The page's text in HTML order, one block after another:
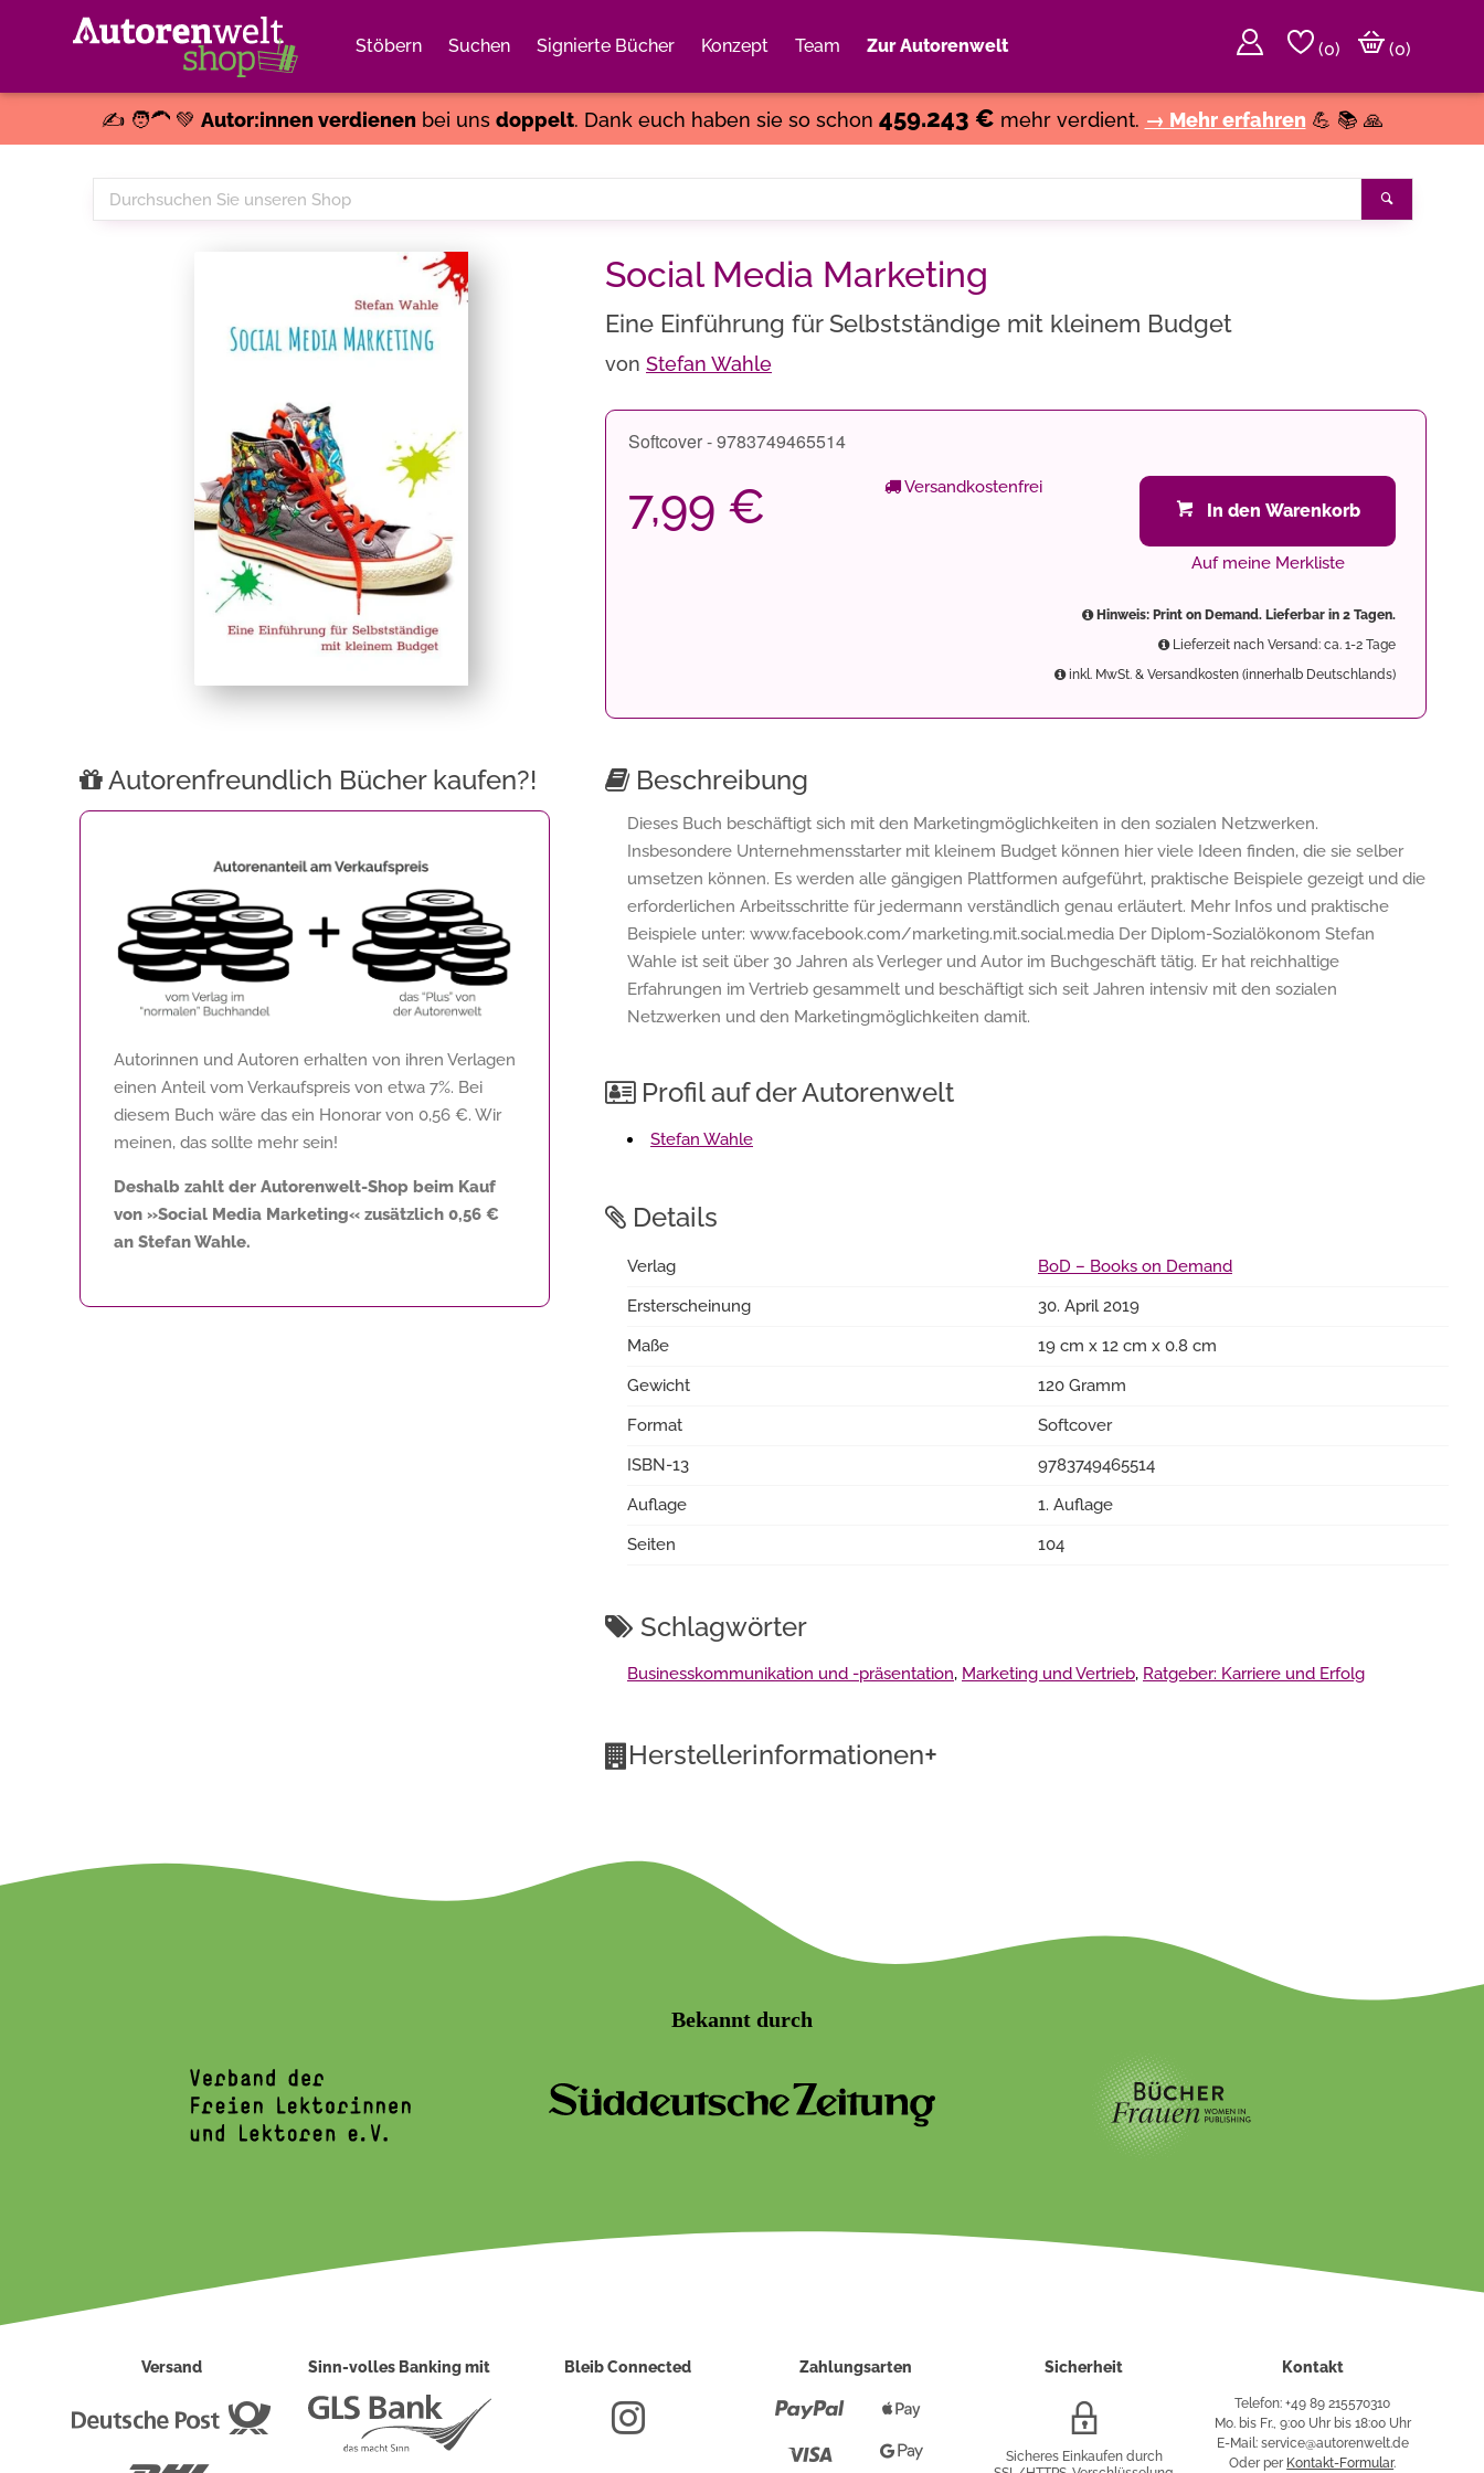
Stöbern Suchen Signierte Bücher Konzept Team Zur Autorenwelt (0)
(0)
✍️ 🧑‍🦱 💚 Autor:innen verdienenbei uns doppelt. Dank euch haben sie so schon 459.243 € mehr verdient. → Mehr erfahren 💪 📚 🙏
Durchsuchen
Sie
Social Media Marketing
Eine Einführung für Selbstständige mit kleinem Budget
von Stefan Wahle
Softcover - 9783749465514
7,99 € Versandkostenfrei
In den Warenkorb
Auf meine Merkliste
Hinweis: Print on Demand. Lieferbar in 2 Tagen.
Lieferzeit nach Versand: ca. 1-2 Tage
inkl. MwSt. & Versandkosten (innerhalb Deutschlands)
Autorenfreundlich Bücher kaufen?!
Autorinnen und Autoren erhalten von ihren Verlagen
einen Anteil vom Verkaufspreis von etwa 7%. Bei
diesem Buch wäre das ein Honorar von 0,56 €. Wir
meinen, das sollte mehr sein!
Deshalb zahlt der Autorenwelt-Shop beim Kauf
von »Social Media Marketing« zusätzlich 0,56 €
an Stefan Wahle.
Beschreibung
Dieses Buch beschäftigt sich mit den Marketingmöglichkeiten in den sozialen Netzwerken.
Insbesondere Unternehmensstarter mit kleinem Budget können hier viele Ideen finden, die sie selber
umsetzen können. Es werden alle gängigen Plattformen aufgeführt, praktische Beispiele gezeigt und die
erforderlichen Arbeitsschritte für jedermann verständlich genau erläutert. Mehr Infos und praktische
Beispiele unter: www.facebook.com/marketing.mit.social.media Der Diplom-Sozialökonom Stefan
Wahle ist seit über 30 Jahren als Verleger und Autor im Buchgeschäft tätig. Er hat reichhaltige
Erfahrungen im Vertrieb gesammelt und beschäftigt sich seit Jahren intensiv mit den sozialen
Netzwerken und den Marketingmöglichkeiten damit.
Profil auf der Autorenwelt
Stefan Wahle
Details
Verlag
BoD – Books on Demand
Ersterscheinung
30. April 2019
Maße
19 cm x 12 cm x 0.8 cm
Gewicht
120 Gramm
Format
Softcover
ISBN-13
9783749465514
Auflage
1. Auflage
Seiten
104
Schlagwörter
Businesskommunikation und -präsentation, Marketing und Vertrieb, Ratgeber: Karriere und Erfolg
Herstellerinformationen+
Bekannt durch
Versand
Deutsche
Sinn-volles Banking mit Bleib Connected Zahlungsarten
Paypal
Pay
Sicherheit
Verschlüsselung
Sicheres Einkaufen durch
Kontakt
Telefon: +49 89 215570310
Mo. bis Fr., 9:00 Uhr bis 18:00 Uhr
E-Mail: service@autorenwelt.de
Oder per Kontakt-Formular.